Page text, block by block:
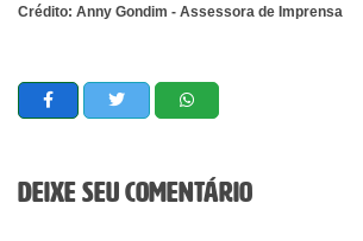
Crédito: Anny Gondim - Assessora de Imprensa
Deixe seu comentário